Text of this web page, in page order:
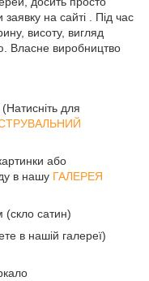
на сайті . Під час
висоту, вигляд
Власне виробництво
для
або
в нашу ГАЛЕРЕЯ
(скло сатин)
в нашій галереї)